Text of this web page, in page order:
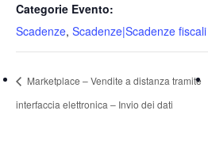
Categorie Evento:
Scadenze, Scadenze|Scadenze fiscali
Marketplace – Vendite a distanza tramite
interfaccia elettronica – Invio dei dati